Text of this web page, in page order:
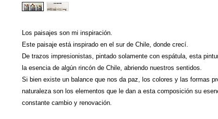
Los paisajes son mi inspiración.
Este paisaje está inspirado en el sur de Chile, donde crecí.
De trazos impresionistas, pintado solamente con espátula, esta
la esencia de algún rincón de Chile, abriendo nuestros sentidos.
Si bien existe un balance que nos da paz, los colores y las formas
naturaleza son los elementos que le dan a esta composición su
constante cambio y renovación.